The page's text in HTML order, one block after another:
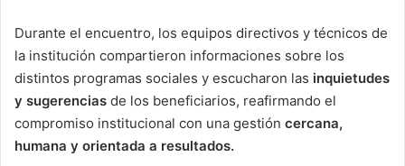
Durante el encuentro, los equipos directivos y técnicos de
la institución compartieron informaciones sobre los
distintos programas sociales y escucharon las inquietudes
y sugerencias de los beneficiarios, reafirmando el
compromiso institucional con una gestión cercana,
humana y orientada a resultados.